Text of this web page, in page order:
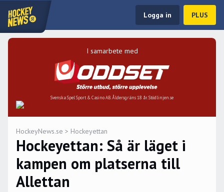
Logga in PLUS
I samarbete med
Svenska Spel Sport & Casino AB. Åldersgräns 18 år. Stödlinjen.se
HockeyNews.se > Hockeyettan
Hockeyettan: Så är läget i
kampen om platserna till
Allettan